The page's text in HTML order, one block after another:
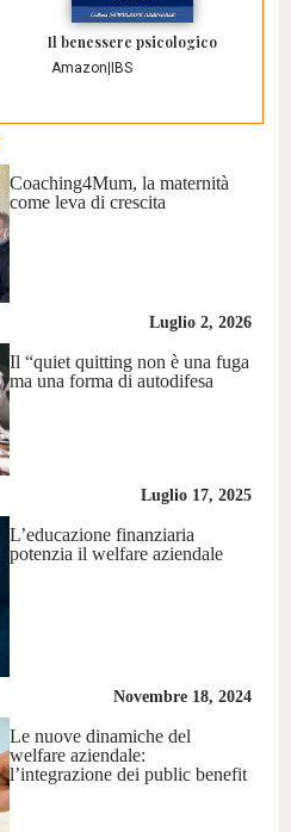
Il benessere psicologico
Amazon IBS
Coaching4Mum, la maternità
come leva di crescita
Luglio 2, 2026
Il “quiet quitting non è una fuga
ma una forma di autodifesa
Luglio 17, 2025
L’educazione finanziaria
potenzia il welfare aziendale
Novembre 18, 2024
Le nuove dinamiche del
welfare aziendale:
l’integrazione dei public benefit